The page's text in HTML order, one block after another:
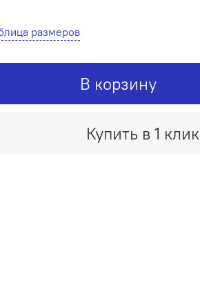
размеров
В корзину
Купить в 1 клик